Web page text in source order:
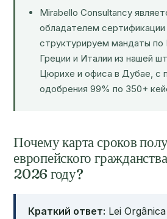
Mirabello Consultancy
обладателем
структурируем мандаты по
Греции и Италии из нашей
Цюрихе и офиса в Дубае, с
одобрения 99% по 350+
Почему карта сроков
европейского
2026 году?
Краткий ответ: Lei